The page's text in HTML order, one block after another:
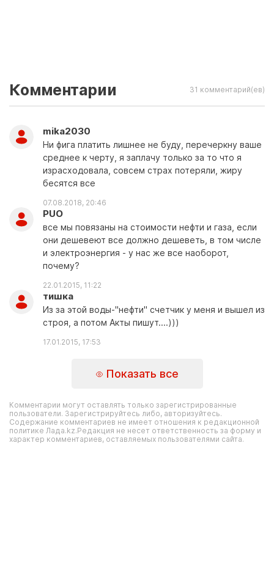
Комментарии 31 комментарий(ев)
mika2030
Ни фига платить лишнее не буду, перечеркну ваше
среднее к черту, я заплачу только за то что я
израсходовала, совсем страх потеряли, жиру
бесятся все
07.08.2018, 20:46
PUO
все мы повязаны на стоимости нефти и газа, если
они дешевеют все должно дешеветь, в том числе
и электроэнергия - у нас же все наоборот,
почему?
22.01.2015, 11:22
тишка
Из за этой воды-"нефти" счетчик у меня и вышел из
строя, а потом Акты пишут....)))
17.01.2015, 17:53
Показать все
Комментарии могут оставлять только зарегистрированные
пользователи. Зарегистрируйтесь либо, авторизуйтесь.
Содержание комментариев не имеет отношения к редакционной
политике Лада.kz.Редакция не несет ответственность за форму и
характер комментариев, оставляемых пользователями сайта.